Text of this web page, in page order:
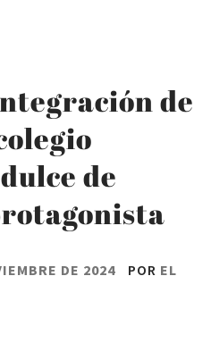
de
de
DE 2024 POR EL